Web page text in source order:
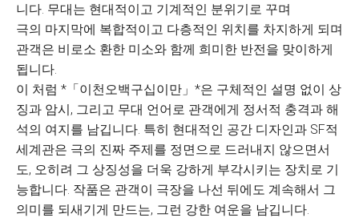
니다. 무대는 현대적이고 기계적인 분위기로 꾸며
극의 마지막에 복합적이고 다층적인 위치를 차지하게 되며
관객은 비로소 환한 미소와 함께 희미한 반전을 맞이하게
됩니다.
이 처럼 *「이천오백구십이만」*은 구체적인 설명 없이 상
징과 암시, 그리고 무대 언어로 관객에게 정서적 충격과 해
석의 여지를 남깁니다. 특히 현대적인 공간 디자인과 SF적
세계관은 극의 진짜 주제를 정면으로 드러내지 않으면서
도, 오히려 그 상징성을 더욱 강하게 부각시키는 장치로 기
능합니다. 작품은 관객이 극장을 나선 뒤에도 계속해서 그
의미를 되새기게 만드는, 그런 강한 여운을 남깁니다.